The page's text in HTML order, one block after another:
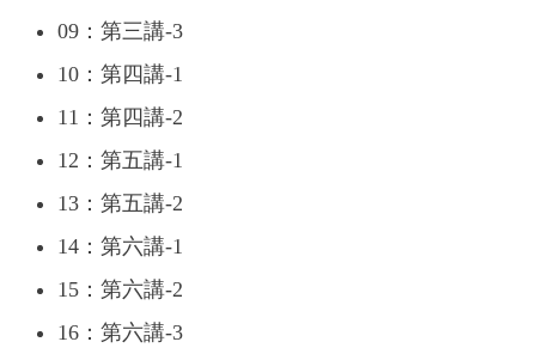
09：第三講-3
10：第四講-1
11：第四講-2
12：第五講-1
13：第五講-2
14：第六講-1
15：第六講-2
16：第六講-3